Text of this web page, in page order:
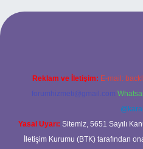
giriş
Reklam ve İletişim: E-mail:
forumhizmeti@gmail.com
Yasal Uyarı: Sitemiz, 5651 Sayılı
İletişim Kurumu (BTK) tarafından